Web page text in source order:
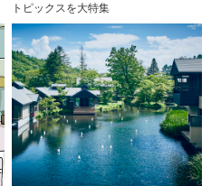
トピックスを大特集